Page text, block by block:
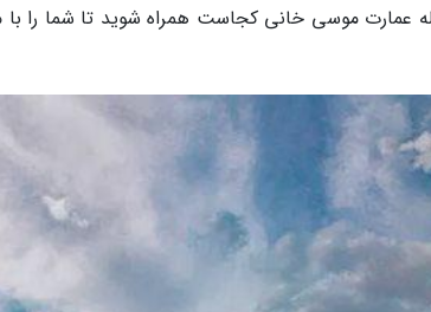
عمارت موسی خانی کجاست همراه شوید تا شما را با